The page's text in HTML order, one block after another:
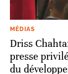
MÉDIAS
Driss
presse
du